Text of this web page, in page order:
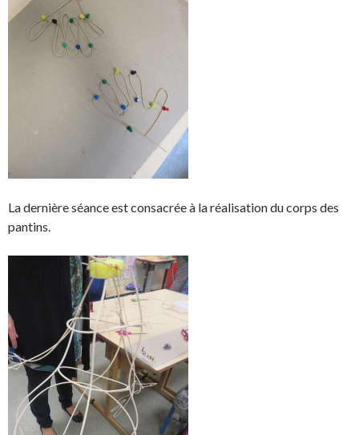
La dernière séance est consacrée à la réalisation du corps des
pantins.